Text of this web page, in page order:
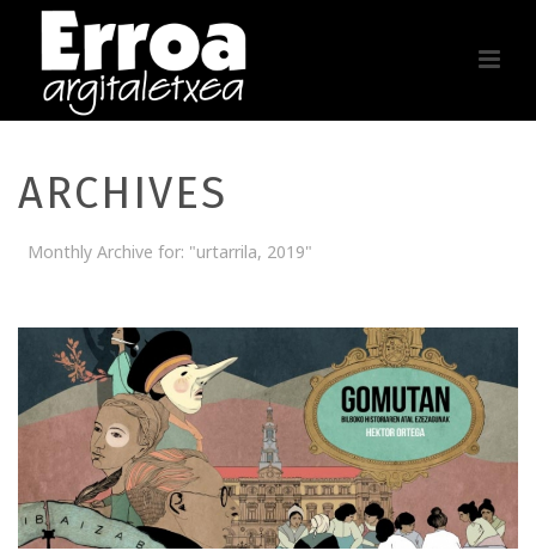
ARCHIVES
Monthly Archive for: "urtarrila, 2019"